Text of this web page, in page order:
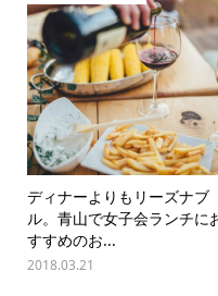
ディナーよりもリーズナブ
ル。青山で女子会ランチに
すすめのお...
2018.03.21